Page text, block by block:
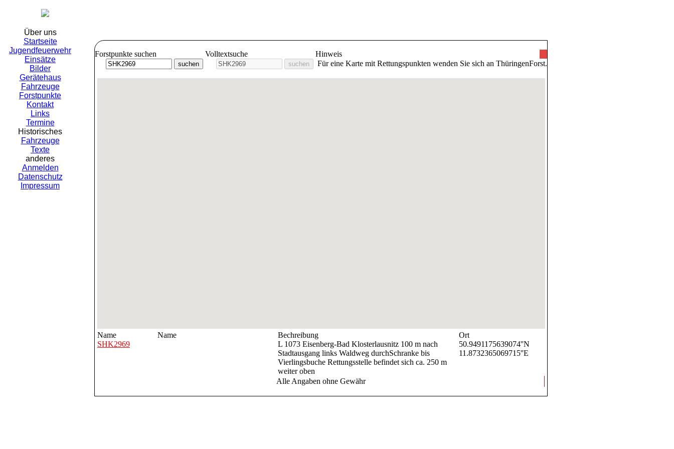
Über uns
Startseite
Jugendfeuerwehr
Einsätze
Bilder
Gerätehaus
Fahrzeuge
Forstpunkte
Kontakt
Links
Termine
Historisches
Fahrzeuge
Texte
anderes
Anmelden
Datenschutz
Impressum
Forstpunkte suchen Volltextsuche
Hinweis
Für eine Karte mit Rettungspunkten wenden Sie sich an ThüringenForst.
Name Name Bechreibung
Ort
SHK2969
L 1073 Eisenberg-Bad Klosterlausnitz 100 m nach
Stadtausgang links Waldweg durchSchranke bis
Vierlingsbuche Rettungsstelle befindet sich ca. 250 m
weiter oben
50.9491175639074''N
11.8732365069715''E
Alle Angaben ohne Gewähr